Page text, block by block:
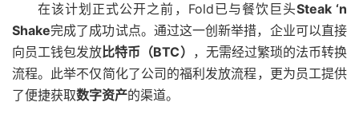
在该计划正式公开之前，Fold已与餐饮巨头Steak ‘n
Shake完成了成功试点。通过这一创新举措，企业可以直接
向员工钱包发放比特币（BTC） ，无需经过繁琐的法币转换
流程。此举不仅简化了公司的福利发放流程，更为员工提供
了便捷获取数字资产的渠道。